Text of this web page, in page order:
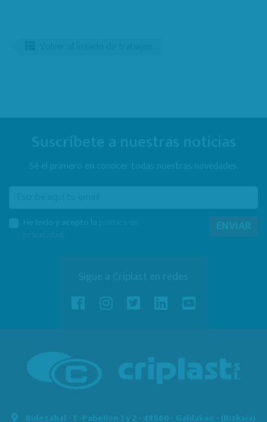
ENVIAR
Sigue a Criplast en redes
Bidezabal - 5 -Pabellón 1 y 2 - 48960 - Galdakao - (Bizkaia)